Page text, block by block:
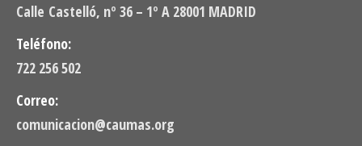
Calle Castelló, nº 36 – 1º A 28001 MADRID
Teléfono:
722 256 502
Correo:
comunicacion@caumas.org